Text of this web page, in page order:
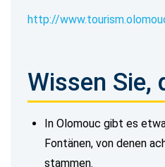
http://
Wissen Sie,
In Olomouc gibt es
Fontänen, von denen
stammen.